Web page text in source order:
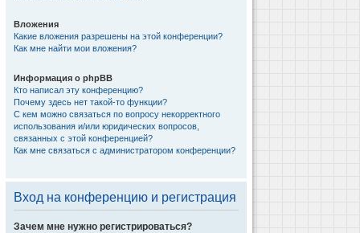
Вложения
Какие вложения разрешены на этой конференции?
Как мне найти мои вложения?
Информация о phpBB
Кто написал эту конференцию?
Почему здесь нет такой-то функции?
С кем можно связаться по вопросу некорректного
использования и/или юридических вопросов,
связанных с этой конференцией?
Как мне связаться с администратором конференции?
Вход на конференцию и регистрация
Зачем мне нужно регистрироваться?